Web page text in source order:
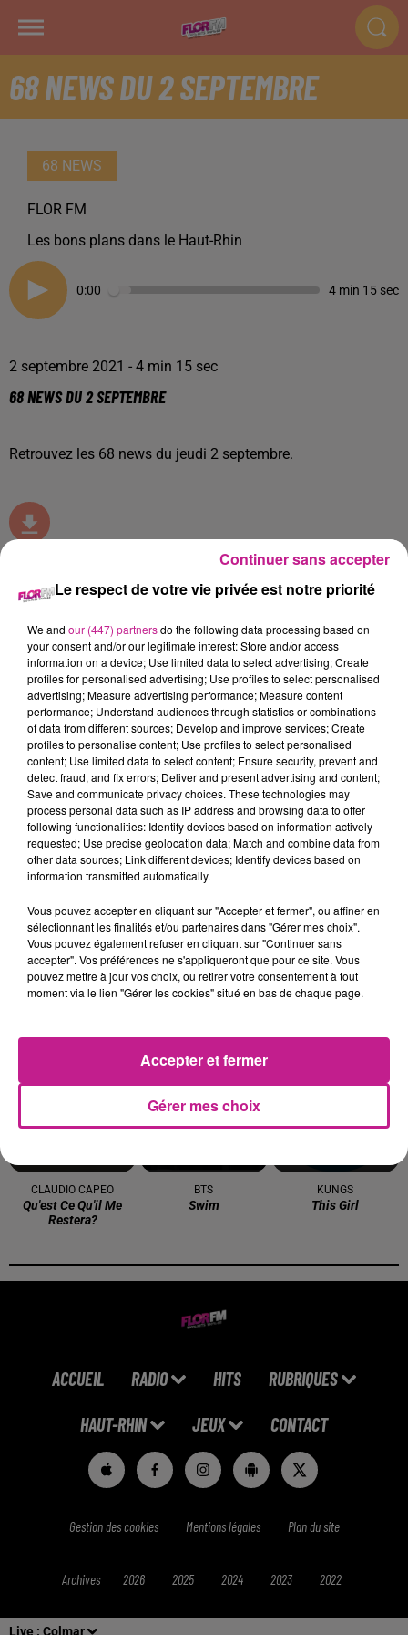
Live : Colmar
68 NEWS DU 2 SEPTEMBRE
68 NEWS
FLOR FM
Les bons plans dans le Haut-Rhin
0:00 4 min 15 sec
2 septembre 2021 - 4 min 15 sec
68 NEWS DU 2 SEPTEMBRE
Retrouvez les 68 news du jeudi 2 septembre.
TITRES DIFFUSÉS
7h27
7h27
FALL OUT BOY
This Ain't A Scene, It's
An Arms Race
7h23
7h23
ANGELE
Dis-Le
7h20
7h20
BEBE REXHA
New Religion
CLAUDIO CAPEO
Qu'est Ce Qu'il Me
Restera?
7h02
7h02
BTS
Swim
KUNGS
This Girl
ACCUEIL RADIO HITS RUBRIQUES
HAUT-RHIN JEUX CONTACT
Gestion des cookies Mentions légales Plan du site
Archives 2026 2025 2024 2023 2022
Le respect de votre vie privée est notre priorité
We and our (447) partnersdo the following data processing based on
your consent and/or our legitimate interest: Store and/or access
information on a device; Use limited data to select advertising; Create
profiles for personalised advertising; Use profiles to select personalised
advertising; Measure advertising performance; Measure content
performance; Understand audiences through statistics or combinations
of data from different sources; Develop and improve services; Create
profiles to personalise content; Use profiles to select personalised
content; Use limited data to select content; Ensure security, prevent and
detect fraud, and fix errors; Deliver and present advertising and content;
Save and communicate privacy choices. These technologies may
process personal data such as IP address and browsing data to offer
following functionalities: Identify devices based on information actively
requested; Use precise geolocation data; Match and combine data from
other data sources; Link different devices; Identify devices based on
information transmitted automatically.
Vous pouvez accepter en cliquant sur "Accepter et fermer", ou affiner en
sélectionnant les finalités et/ou partenaires dans "Gérer mes choix".
Vous pouvez également refuser en cliquant sur "Continuer sans
accepter". Vos préférences ne s'appliqueront que pour ce site. Vous
pouvez mettre à jour vos choix, ou retirer votre consentement à tout
moment via le lien "Gérer les cookies" situé en bas de chaque page.
Gérer mes choix
Accepter et fermer
Continuer sans accepter